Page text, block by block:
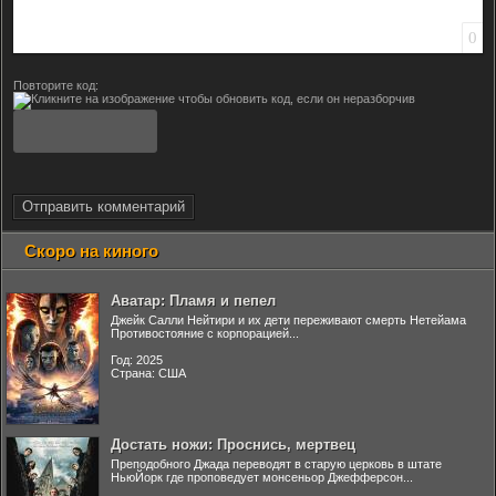
0
Повторите код:
Отправить комментарий
Скоро на киного
Аватар: Пламя и пепел
Джейк Салли Нейтири и их дети переживают смерть Нетейама
Противостояние с корпорацией...
Год: 2025
Страна: США
Достать ножи: Проснись, мертвец
Преподобного Джада переводят в старую церковь в штате
НьюЙорк где проповедует монсеньор Джефферсон...